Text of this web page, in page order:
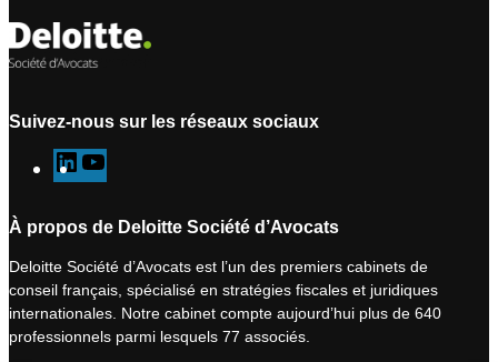
Suivez-nous sur les réseaux sociaux
L
i
k
e
d
I
n
o
T
u
b
e
À propos de Deloitte Société d’Avocats
Deloitte Société d’Avocats est l’un des premiers cabinets de
conseil français, spécialisé en stratégies fiscales et juridiques
internationales. Notre cabinet compte aujourd’hui plus de 640
professionnels parmi lesquels 77 associés.